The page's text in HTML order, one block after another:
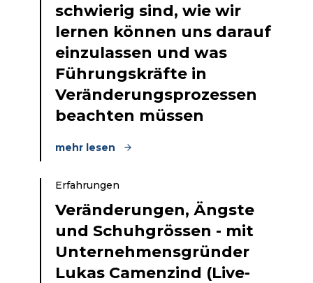
schwierig sind, wie wir
lernen können uns darauf
einzulassen und was
Führungskräfte in
Veränderungsprozessen
beachten müssen
mehr lesen
Erfahrungen
Veränderungen, Ängste
und Schuhgrössen - mit
Unternehmensgründer
Lukas Camenzind (Live-